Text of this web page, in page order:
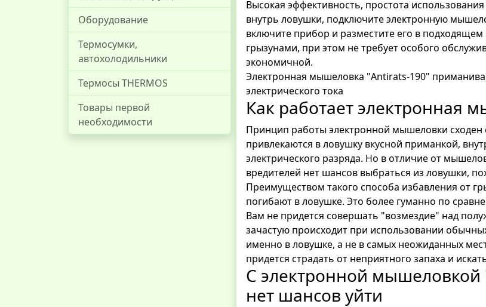
Оборудование
Термосумки,
автохолодильники
Термосы THERMOS
Товары первой
необходимости
Высокая эффективность, простота
внутрь ловушки, подключите электронную
включите прибор и разместите его в
грызунами, при этом не требует особого
экономичной.
Электронная мышеловка "Antirats-190"
электрического тока
Как работает электронная
Принцип работы электронной мышеловки
привлекаются в ловушку вкусной приманкой,
электрического разряда. Но в отличие от
вредителей нет шансов выбраться из ловушки,
Преимуществом такого способа избавления от
погибают в ловушке. Это более гуманно по
Вам не придется совершать "возмездие" над
зачастую происходит при использовании
именно в ловушке, а не в самых неожиданных
придется страдать от неприятного запаха и
С электронной мышеловкой
нет шансов уйти